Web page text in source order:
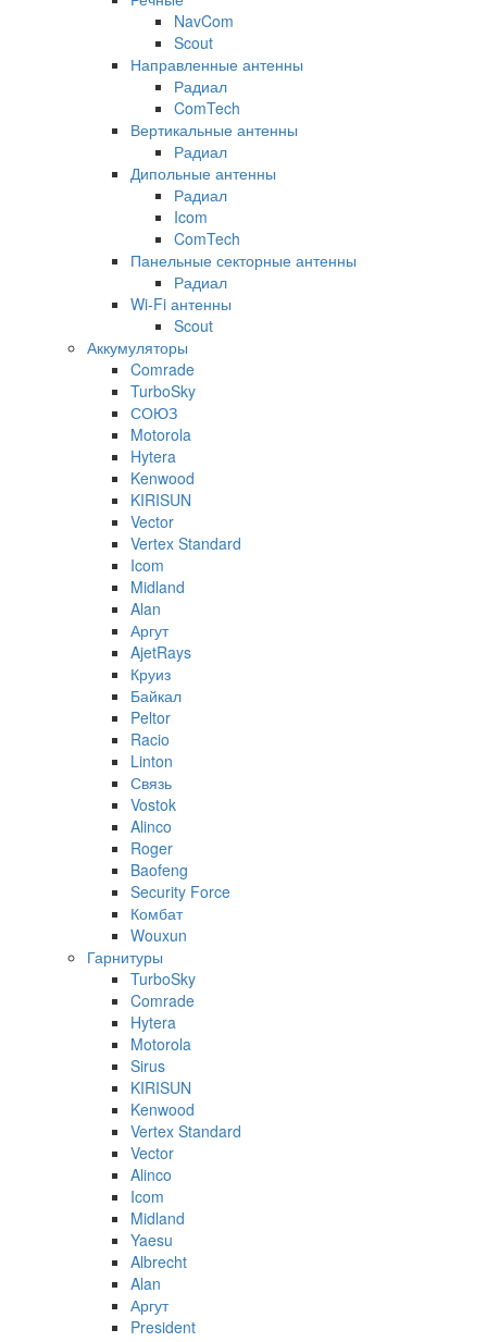
NavCom
Scout
Направленные антенны
Радиал
ComTech
Вертикальные антенны
Радиал
Дипольные антенны
Радиал
Icom
ComTech
Панельные секторные антенны
Радиал
Wi-Fi антенны
Scout
Аккумуляторы
Comrade
TurboSky
СОЮЗ
Motorola
Hytera
Kenwood
KIRISUN
Vector
Vertex Standard
Icom
Midland
Alan
Аргут
AjetRays
Круиз
Байкал
Peltor
Racio
Linton
Связь
Vostok
Alinco
Roger
Baofeng
Security Force
Комбат
Wouxun
Гарнитуры
TurboSky
Comrade
Hytera
Motorola
Sirus
KIRISUN
Kenwood
Vertex Standard
Vector
Alinco
Icom
Midland
Yaesu
Albrecht
Alan
Аргут
President